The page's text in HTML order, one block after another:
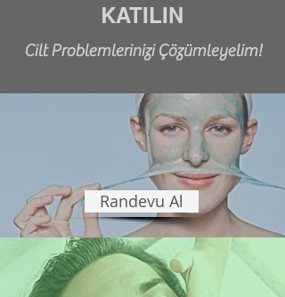
KATILIN
Cilt Problemlerinizi Çözümleyelim!
Randevu Al